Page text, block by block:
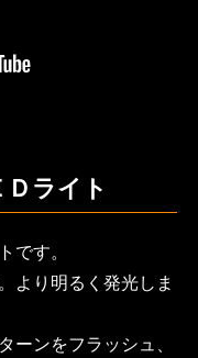
ライト
です。
より明るく発光しま
ンをフラッシュ、